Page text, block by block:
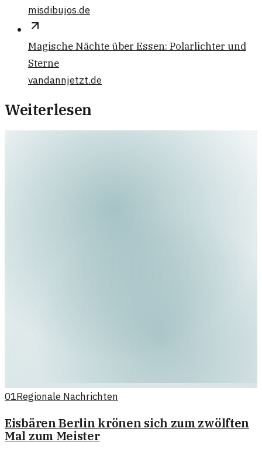
misdibujos.de
Magische Nächte über Essen: Polarlichter und
Sterne
vandannjetzt.de
Weiterlesen
01Regionale Nachrichten
Eisbären Berlin krönen sich zum zwölften
Mal zum Meister